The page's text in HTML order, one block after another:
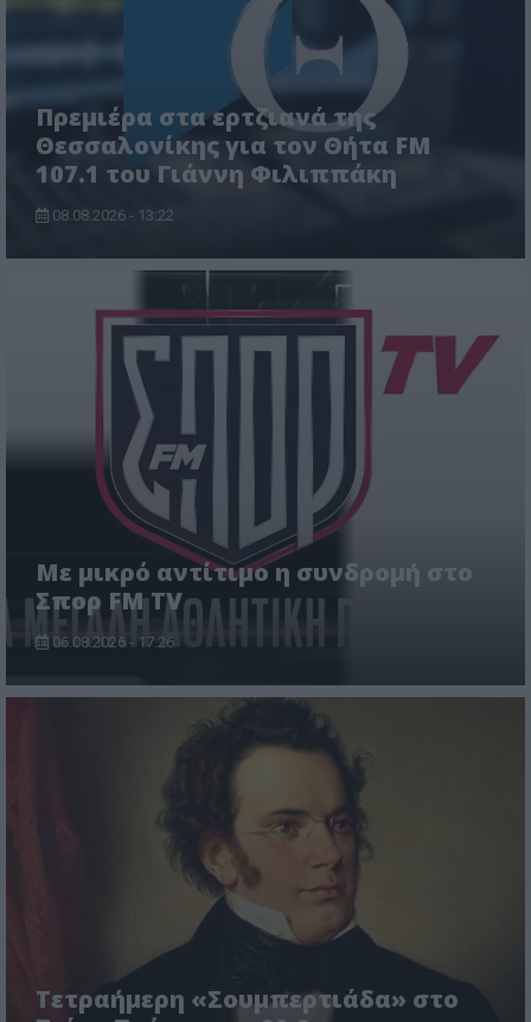
Πρεμιέρα στα ερτζιανά της
Θεσσαλονίκης για τον Θήτα FM
107.1 του Γιάννη Φιλιππάκη
08.08.2026 - 13:22
Με μικρό αντίτιμο η συνδρομή στο
Σπορ FM TV
06.08.2026 - 17:26
Τετραήμερη «Σουμπερτιάδα» στο